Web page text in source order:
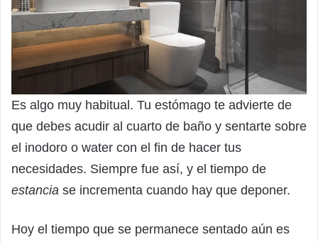
Es algo muy habitual. Tu estómago te advierte de
que debes acudir al cuarto de baño y sentarte sobre
el inodoro o water con el fin de hacer tus
necesidades. Siempre fue así, y el tiempo de
estancia se incrementa cuando hay que deponer.
Hoy el tiempo que se permanece sentado aún es